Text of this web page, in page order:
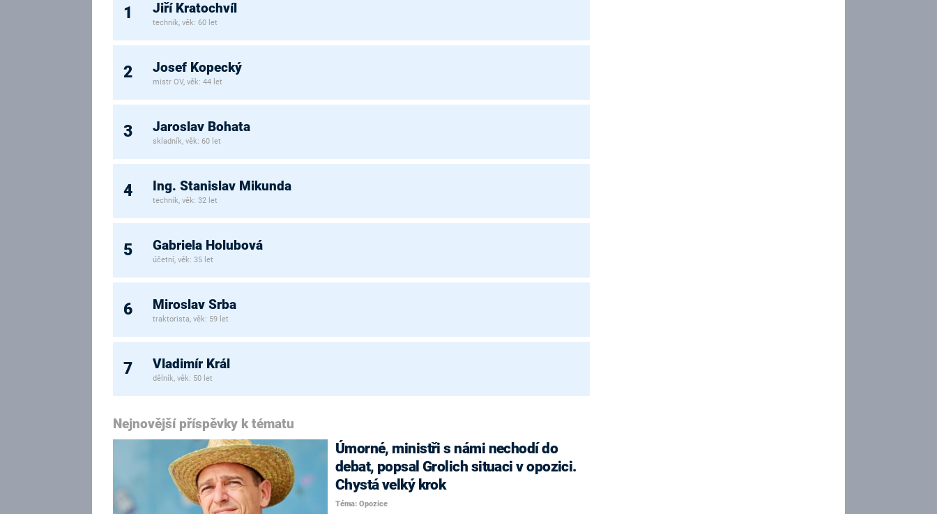
1 Jiří Kratochvíl
technik, věk: 60 let
2 Josef Kopecký
mistr OV, věk: 44 let
3 Jaroslav Bohata
skladník, věk: 60 let
4 Ing. Stanislav Mikunda
technik, věk: 32 let
5 Gabriela Holubová
účetní, věk: 35 let
6 Miroslav Srba
traktorista, věk: 59 let
7 Vladimír Král
dělník, věk: 50 let
Nejnovější příspěvky k tématu
Úmorné, ministři s námi nechodí do
debat, popsal Grolich situaci v opozici.
Chystá velký krok
Téma: Opozice